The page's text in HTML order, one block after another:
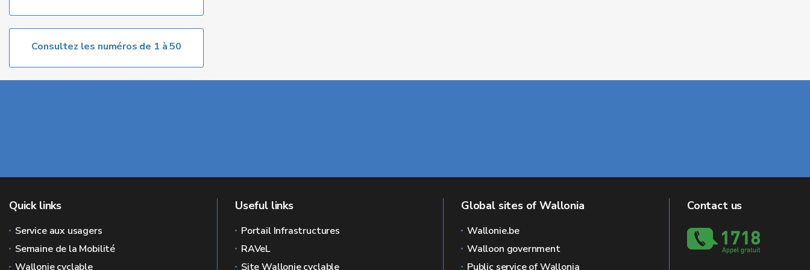
Consultez les numéros de 1 à 50
Quick links
Service aux usagers
Semaine de la Mobilité
Wallonie cyclable
Useful links
Portail Infrastructures
RAVeL
Site Wallonie cyclable
Global sites of Wallonia
Wallonie.be
Walloon government
Public service of Wallonia
Contact us